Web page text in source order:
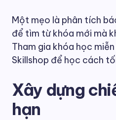
Một mẹo là phân tích
để tìm từ khóa mới mà
Tham gia khóa học
Skillshop để học cách
Xây dựng
hạn